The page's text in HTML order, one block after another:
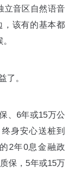
立音区自然语音
，该有的基本都
了。
、6年或15万公
身安心送桩到
2年0息金融政
保，5年或15万